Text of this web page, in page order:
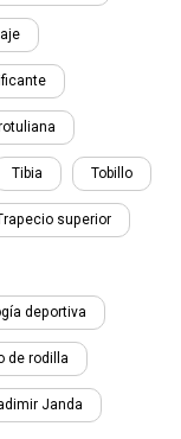
Tibia Tobillo
superior
deportiva
de rodilla
Janda